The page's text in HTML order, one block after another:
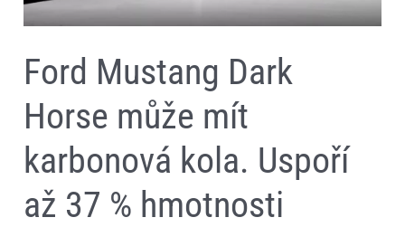
Ford Mustang Dark
Horse může mít
karbonová kola. Uspoří
až 37 % hmotnosti